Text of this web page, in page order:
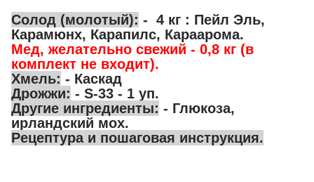
Солод (молотый): - 4 кг : Пейл Эль,
Карамюнх, Карапилс, Караарома.
Мед, желательно свежий - 0,8 кг (в
комплект не входит).
Хмель: - Каскад
Дрожжи: - S-33 - 1 уп.
Другие ингредиенты: - Глюкоза,
ирландский мох.
Рецептура и пошаговая инструкция.